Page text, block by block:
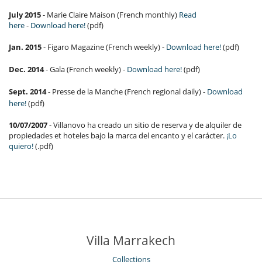
July 2015- Marie Claire Maison (French monthly) Read
here- Download here!(pdf)
Jan. 2015- Figaro Magazine (French weekly) - Download here!(pdf)
Dec. 2014- Gala (French weekly) - Download here!(pdf)
Sept. 2014- Presse de la Manche (French regional daily) - Download
here!(pdf)
10/07/2007- Villanovo ha creado un sitio de reserva y de alquiler de
propiedades et hoteles bajo la marca del encanto y el carácter. ¡Lo
quiero!(.pdf)
Villa Marrakech
Collections